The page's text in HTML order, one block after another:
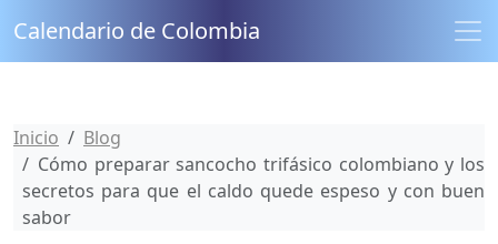
Calendario de Colombia
Inicio
Blog
Cómo preparar sancocho trifásico colombiano y los
secretos para que el caldo quede espeso y con buen
sabor